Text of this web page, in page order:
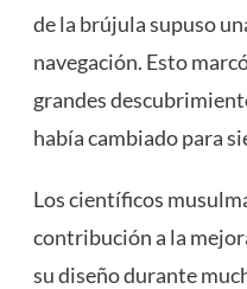
de la brújula supuso
navegación. Esto
grandes
había cambiado para
Los científicos
contribución a la
su diseño durante